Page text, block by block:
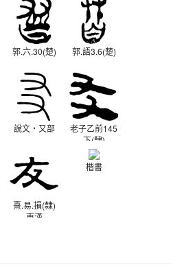
郭.六.30(楚) 郭.語3.6(楚)
說文‧又部
老子乙前145
下(隸)
西漢
熹.易.損(隸)
東漢
楷書